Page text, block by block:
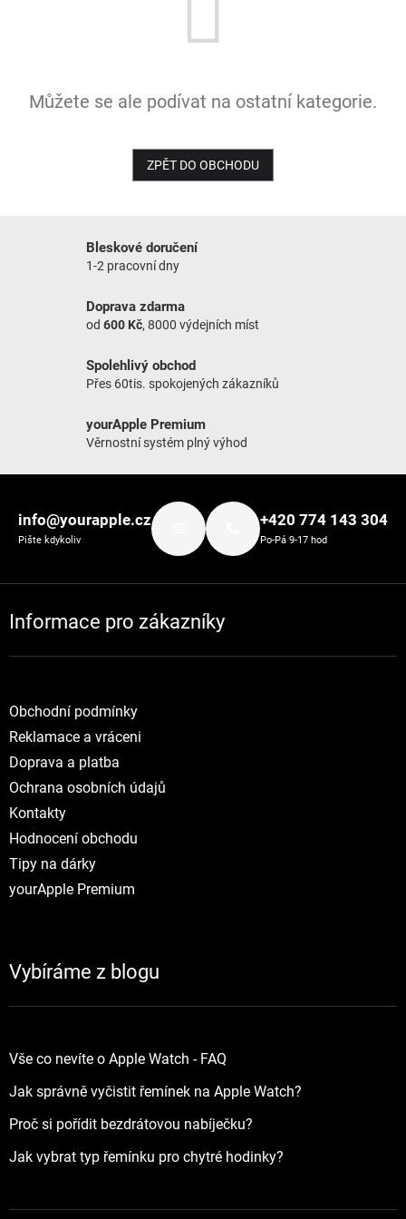
Můžete se ale podívat na ostatní kategorie.
ZPĚT DO OBCHODU
Bleskové doručení
1-2 pracovní dny
Doprava zdarma
od 600 Kč, 8000 výdejních míst
Spolehlivý obchod
Přes 60tis. spokojených zákazníků
yourApple Premium
Věrnostní systém plný výhod
info@yourapple.cz
Pište kdykoliv
+420 774 143 304
Po-Pá 9-17 hod
Informace pro zákazníky
Obchodní podmínky
Reklamace a vráceni
Doprava a platba
Ochrana osobních údajů
Kontakty
Hodnocení obchodu
Tipy na dárky
yourApple Premium
Vybíráme z blogu
Vše co nevíte o Apple Watch - FAQ
Jak správně vyčistit řemínek na Apple Watch?
Proč si pořídit bezdrátovou nabíječku?
Jak vybrat typ řemínku pro chytré hodinky?